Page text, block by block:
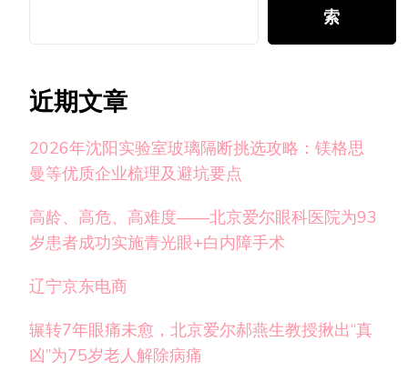
索
近期文章
2026年沈阳实验室玻璃隔断挑选攻略：镁格思
曼等优质企业梳理及避坑要点
高龄、高危、高难度——北京爱尔眼科医院为93
岁患者成功实施青光眼+白内障手术
辽宁京东电商
辗转7年眼痛未愈，北京爱尔郝燕生教授揪出“真
凶”为75岁老人解除病痛